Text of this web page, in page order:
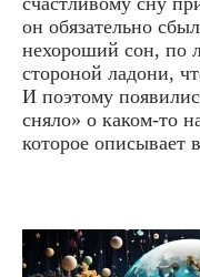
он обязательно
нехороший сон, по
стороной ладони,
И поэтому
сняло» о каком-то
которое описывает